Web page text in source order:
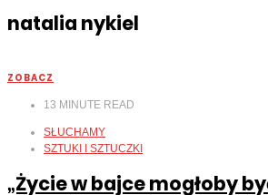
natalia nykiel
ZOBACZ
13 MINUTE READ
SŁUCHAMY
SZTUKI I SZTUCZKI
„Życie w bajce mogłoby